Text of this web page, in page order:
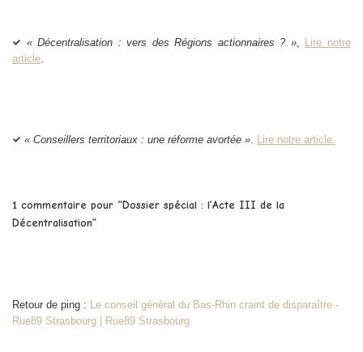
« Décentralisation : vers des Régions actionnaires ? »,
Lire notre
article
« Conseillers territoriaux : une réforme avortée » Lire notre article.
1 commentaire pour “Dossier spécial : l’Acte III de la
Décentralisation”
Retour de ping :
Le conseil général du Bas-Rhin craint de disparaître -
Rue89 Strasbourg | Rue89 Strasbourg